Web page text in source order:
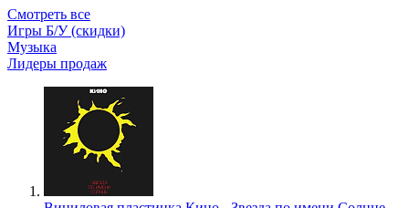
Смотреть все
Игры Б/У (скидки)
Музыка
Лидеры продаж